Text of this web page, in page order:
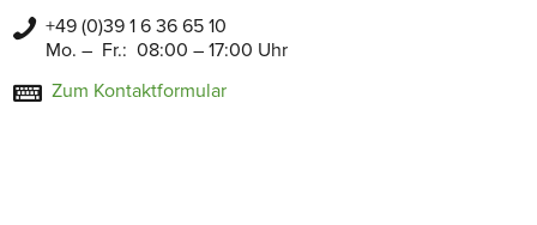
+49 (0)39 1 6 36 65 10
Mo. – Fr.: 08:00 – 17:00 Uhr
Zum Kontaktformular